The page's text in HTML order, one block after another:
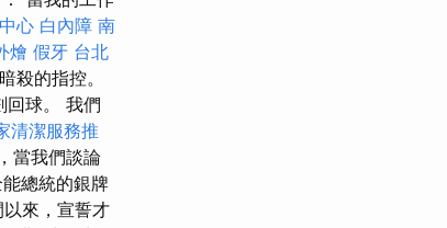
心 白內障 南
燴 假牙 台北
殺的指控。
回球。 我們
清潔服務推
當我們談論
總統的銀牌
來，宣誓才